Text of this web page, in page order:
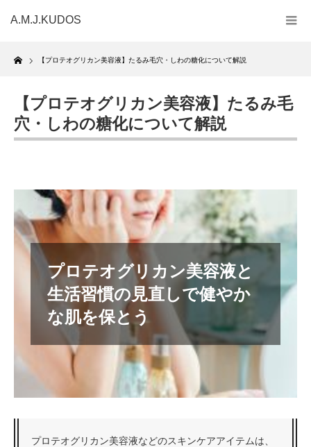
A.M.J.KUDOS
Home
【プロテオグリカン美容液】たるみ毛穴・しわの糖化について解説
【プロテオグリカン美容液】たるみ毛
穴・しわの糖化について解説
プロテオグリカン美容液と
生活習慣の見直しで健やか
な肌を保とう
プロテオグリカン美容液などのスキンケアアイテムは、